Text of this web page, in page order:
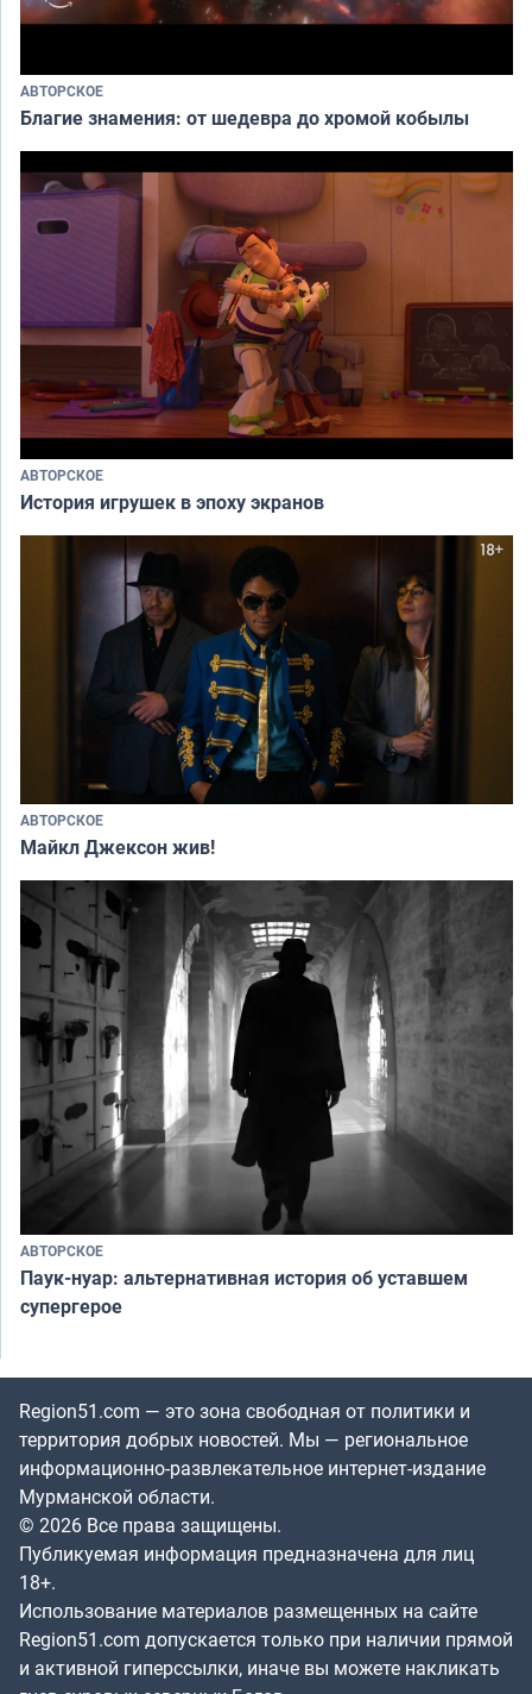
АВТОРСКОЕ
Благие знамения: от шедевра до хромой кобылы
АВТОРСКОЕ
История игрушек в эпоху экранов
АВТОРСКОЕ
Майкл Джексон жив!
АВТОРСКОЕ
Паук-нуар: альтернативная история об уставшем
супергерое
Region51.com — это зона свободная от политики и
территория добрых новостей. Мы — региональное
информационно-развлекательное интернет-издание
Мурманской области.
© 2026 Все права защищены.
Публикуемая информация предназначена для лиц
18+.
Использование материалов размещенных на сайте
Region51.com допускается только при наличии прямой
и активной гиперссылки, иначе вы можете накликать